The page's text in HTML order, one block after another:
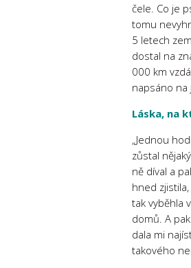
čele. Co je
tomu
5 letech
dostal na
000 km
napsáno na
Láska, na
„Jednou
zůstal
ně díval a
hned
tak vyběhla
domů. A
dala mi
takového